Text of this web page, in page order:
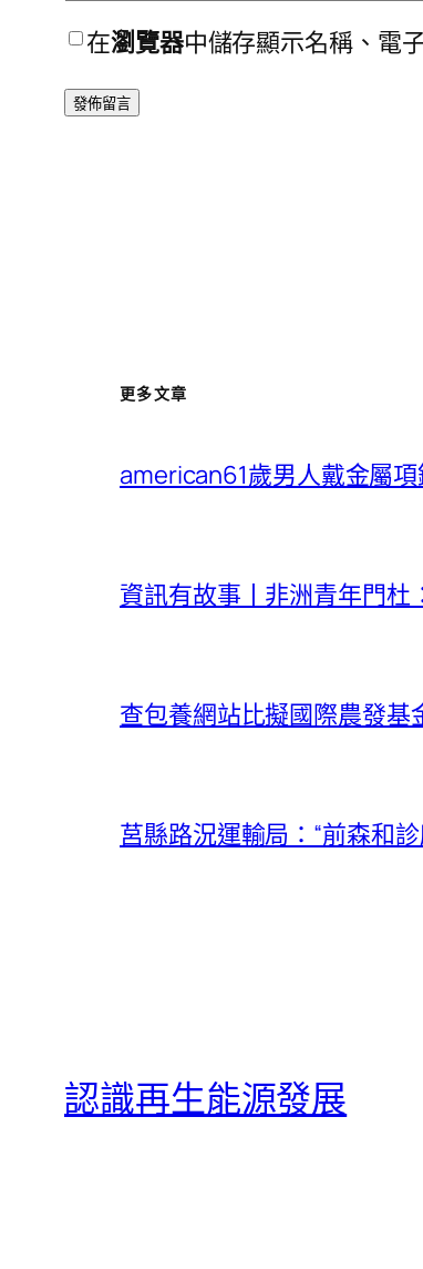
在瀏覽器中儲存顯示名稱、電
更多文章
american61歲男人戴金屬
資訊有故事丨非洲青年門杜
查包養網站比擬國際農發
莒縣路況運輸局：“前森和
認識再生能源發展